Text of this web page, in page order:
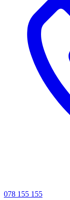
078 155 155